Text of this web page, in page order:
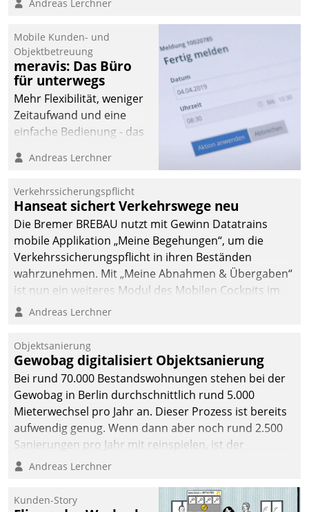
Andreas Lerchner
Mobile Kunden- und
Objektbetreuung
meravis: Das Büro
für unterwegs
Mehr Flexibilität, weniger
Zeitaufwand und eine
einfache Bedienung - das
Cockpit für mobile
Datatrain. Die meravis
Wohnungsbau- und
Immobilien GmbH hat
sich dabei für den Betrieb
der Lösung über die SAP
Cloud Platform
entschieden - als erstes
Unternehmen am
Andreas Lerchner
Verkehrssicherungspflicht
Hanseat sichert Verkehrswege neu
Die Bremer BREBAU nutzt mit Gewinn Datatrains
mobile Applikation „Meine Begehungen“, um die
Verkehrssicherungspflicht in ihren Beständen
wahrzunehmen. Mit „Meine Abnahmen & Übergaben“
ist nun ein weiteres Modul des Mobilen Cockpits im
Einsatz.
Andreas Lerchner
Objektsanierung
Gewobag digitalisiert Objektsanierung
Bei rund 70.000 Bestandswohnungen stehen bei der
Gewobag in Berlin durchschnittlich rund 5.000
Mieterwechsel pro Jahr an. Dieser Prozess ist bereits
aufwendig genug. Wenn dann aber noch rund 2.500
Sanierungen pro Jahr mit reinspielen, ist der
Betreuungs- und Organisationsaufwand immens. Im
kommunale Wohnungsbauunternehmen daher
Andreas Lerchner
Kunden-Story